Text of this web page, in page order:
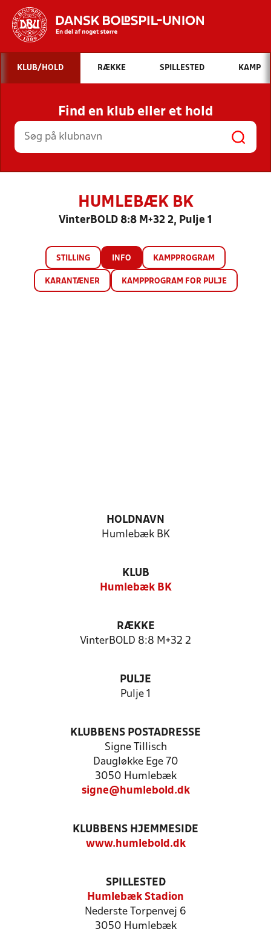
Hvad vil du søge efter?
INDHOLD OG NYHEDER
STILLINGER, RESULTATER, KLUBBER OG
HOLD
KLUB/HOLD RÆKKE SPILLESTED KAMP
Find en klub eller et hold
HUMLEBÆK BK
VinterBOLD 8:8 M+32 2, Pulje 1
STILLING INFO KAMPPROGRAM
KARANTÆNER KAMPPROGRAM FOR PULJE
HOLDNAVN
Humlebæk BK
KLUB
Humlebæk BK
RÆKKE
VinterBOLD 8:8 M+32 2
PULJE
Pulje 1
KLUBBENS POSTADRESSE
Signe Tillisch
Daugløkke Ege 70
3050 Humlebæk
signe@humlebold.dk
KLUBBENS HJEMMESIDE
www.humlebold.dk
SPILLESTED
Humlebæk Stadion
Nederste Torpenvej 6
3050 Humlebæk